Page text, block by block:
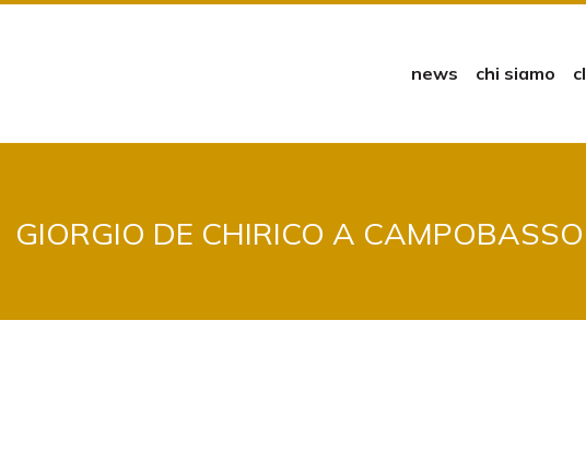
news chi siamo
GIORGIO DE CHIRICO A CAMPOBASSO